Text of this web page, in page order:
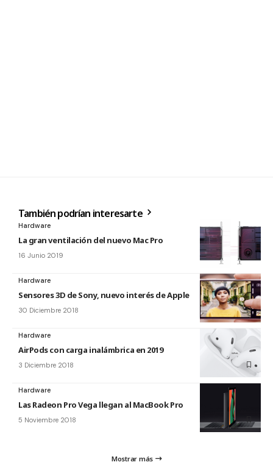
También podrían interesarte
Hardware
La gran ventilación del nuevo Mac Pro
16 Junio 2019
Hardware
Sensores 3D de Sony, nuevo interés de Apple
30 Diciembre 2018
Hardware
AirPods con carga inalámbrica en 2019
3 Diciembre 2018
Hardware
Las Radeon Pro Vega llegan al MacBook Pro
5 Noviembre 2018
Mostrar más